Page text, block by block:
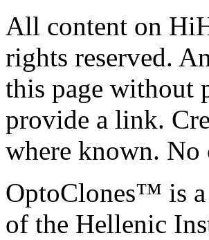
All content on
rights reserved.
this page without
provide a link.
where known.
OptoClones™ is a
of the Hellenic